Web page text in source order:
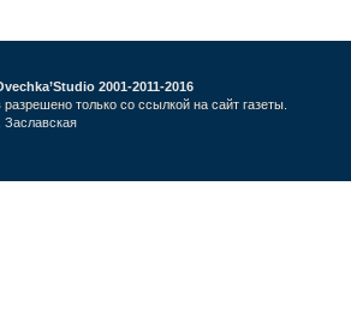
2001-2011-2016
только со ссылкой на сайт газеты.
Заславская